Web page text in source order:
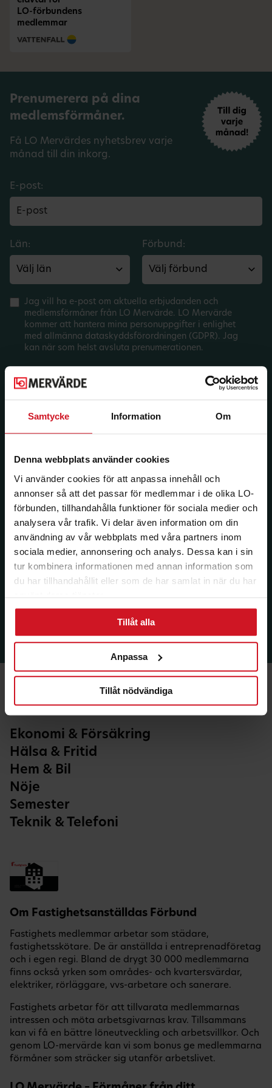
Samtycke Information Om
Denna webbplats använder cookies
Vi använder cookies för att anpassa innehåll och
annonser så att det passar för medlemmar i de olika LO-
förbunden, tillhandahålla funktioner för sociala medier och
analysera vår trafik. Vi delar även information om din
användning av vår webbplats med våra partners inom
sociala medier, annonsering och analys. Dessa kan i sin
tur kombinera informationen med annan information som
du har tillhandahållit eller som de har samlat in när du har
använt deras tjänster.
Tillåt alla
Anpassa
Tillåt nödvändiga
LO-förbundens
medlemmar
Prenumerera på dina
medlemsförmåner.
Få LO Mervärdes nyhetsbrev varje
månad till din inkorg.
E-post:
Län: Förbund:
Jag vill ha e-post om aktuella erbjudanden och
medlemsförmåner från LO Mervärde. LO Mervärde
kommer att hantera mina personuppgifter i enlighet
med allmänna dataskyddsförordningen (GDPR). Jag
kan när som helst avsluta prenumerationen.
Ekonomi & Försäkring
Hälsa & Fritid
Hem & Bil
Nöje
Semester
Teknik & Telefoni
Om Fastighetsanställdas Förbund
Fastighets medlemmar arbetar som städare,
fastighetsskötare. De är anställda i entreprenadföretag
och i egen regi. Bland de drygt 30 000 medlemmarna
finns också yrken som områdes- och kvartersvärdar,
elektriker, rörläggare, vvs-arbetare och sanerare.
Fastighets arbetar för att tillvarata medlemmarnas
intressen och möta arbetsgivarnas krav. Tillsammans
kan vi få en bättre löneutveckling och arbetsvillkor. Och
genom LO-mervärde kan vi som bonus ge medlemmarna
förmåner som sträcker sig utanför arbetslivet.